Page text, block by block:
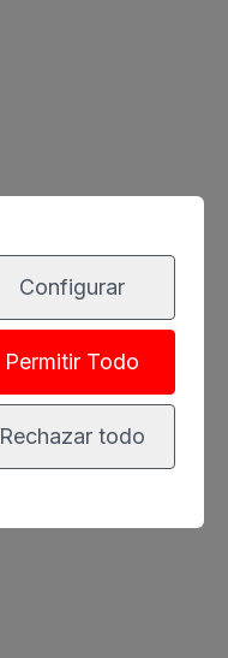
Configurar
Permitir Todo
Rechazar todo